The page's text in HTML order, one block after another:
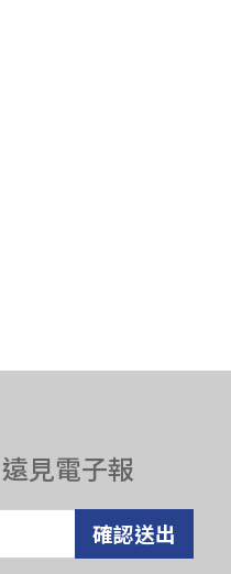
見電子報
確認送出